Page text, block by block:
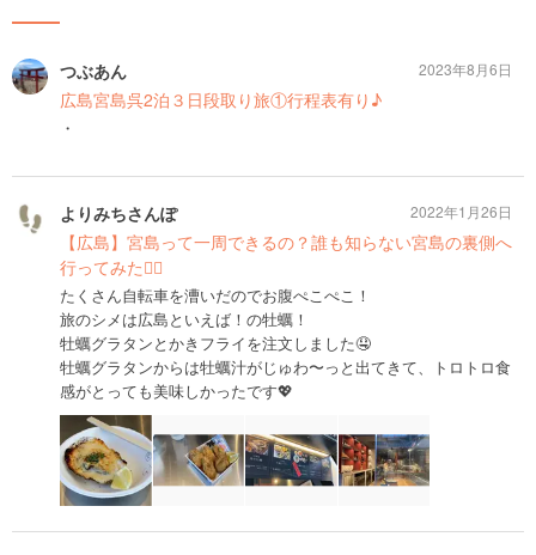
つぶあん
広島宮島呉2泊３日段取り旅①行程表有り♪
・
2023年8月6日
よりみちさんぽ
【広島】宮島って一周できるの？誰も知らない宮島の裏側へ
行ってみた🚴‍♂️
たくさん自転車を漕いだのでお腹ぺこぺこ！
旅のシメは広島といえば！の牡蠣！
牡蠣グラタンとかきフライを注文しました🤤
牡蠣グラタンからは牡蠣汁がじゅわ〜っと出てきて、トロトロ食
感がとっても美味しかったです💖
2022年1月26日